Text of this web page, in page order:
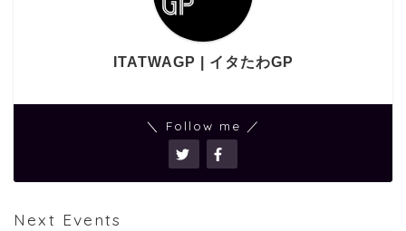
ITATWAGP | イタたわGP
＼ Follow me ／
Next Events